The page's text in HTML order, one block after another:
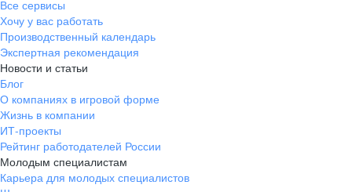
Все сервисы
Хочу у вас работать
Производственный календарь
Экспертная рекомендация
Новости и статьи
Блог
О компаниях в игровой форме
Жизнь в компании
ИТ-проекты
Рейтинг работодателей России
Молодым специалистам
Карьера для молодых специалистов